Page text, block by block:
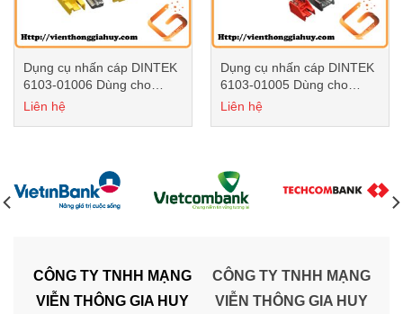
Dụng cụ nhấn cáp DINTEK
6103-01006 Dùng cho
nhân dọc 180 độ
Liên hệ
Dụng cụ nhấn cáp DINTEK
6103-01005 Dùng cho
nhân gập 90 độ
Liên hệ
CÔNG TY TNHH MẠNG
VIỄN THÔNG GIA HUY
CÔNG TY TNHH MẠNG
VIỄN THÔNG GIA HUY